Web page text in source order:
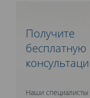
Получите
бесплатную
Наши